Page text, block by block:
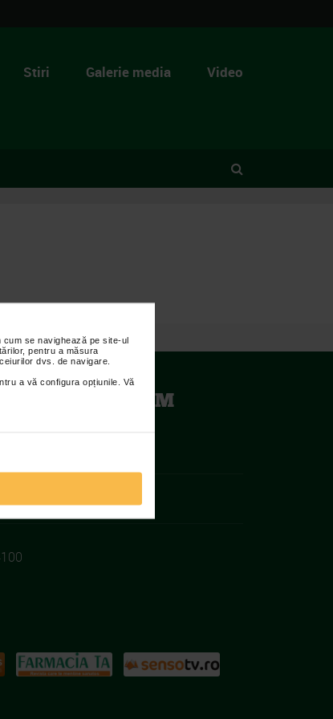
se navighează pe site-ul
pentru a măsura
dvs. de navigare.
a vă configura opțiunile. Vă
Stiri Galerie media Video
RACING TEAM
fundatiilor: